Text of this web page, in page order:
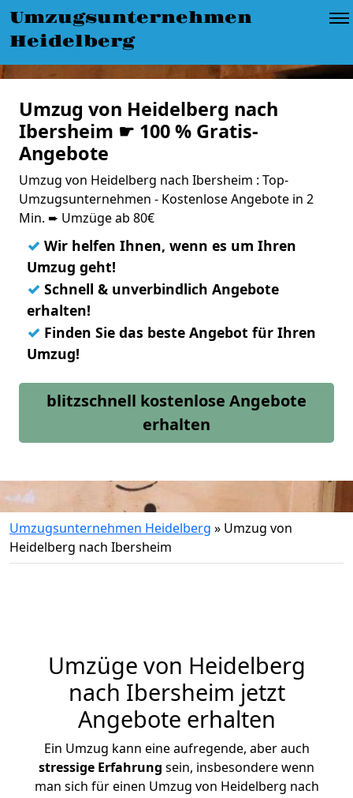
Umzugsunternehmen
Heidelberg
Umzug von Heidelberg nach
Ibersheim ☛ 100 % Gratis-
Angebote
Umzug von Heidelberg nach Ibersheim : Top-
Umzugsunternehmen - Kostenlose Angebote in 2
Min. ➨ Umzüge ab 80€
✓ Wir helfen Ihnen, wenn es um Ihren
Umzug geht!
✓ Schnell & unverbindlich Angebote
erhalten!
✓ Finden Sie das beste Angebot für Ihren
Umzug!
blitzschnell kostenlose Angebote
erhalten
Umzugsunternehmen Heidelberg » Umzug von
Heidelberg nach Ibersheim
Umzüge von Heidelberg
nach Ibersheim jetzt
Angebote erhalten
Ein Umzug kann eine aufregende, aber auch
stressige Erfahrung sein, insbesondere wenn
man sich für einen Umzug von Heidelberg nach